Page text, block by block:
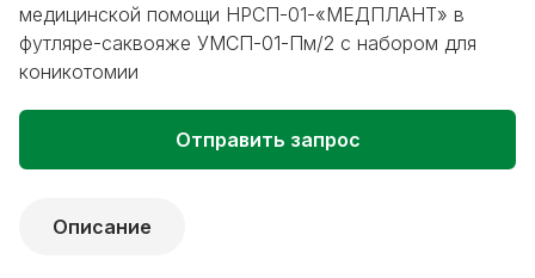
медицинской помощи НРСП-01-«МЕДПЛАНТ» в
футляре-саквояже УМСП-01-Пм/2 с набором для
коникотомии
Отправить запрос
Описание